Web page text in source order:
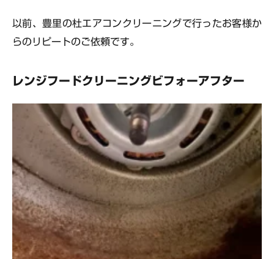
以前、 豊里の杜エアコンクリーニングで行ったお客様か
らのリピートのご依頼です。
レンジフードクリーニングビフォーアフター